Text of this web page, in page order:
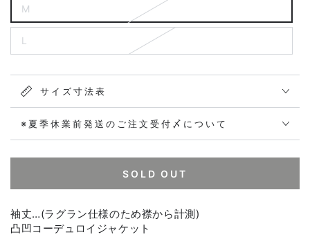
M
L
サイズ寸法表
※夏季休業前発送のご注文受付〆について
SOLD OUT
袖丈…(ラグラン仕様のため襟から計測)
凸凹コーデュロイジャケット